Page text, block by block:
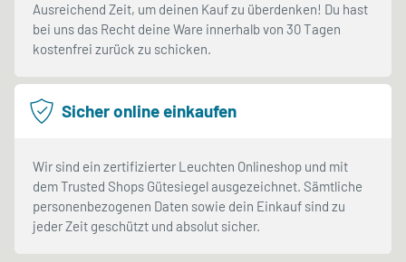
Ausreichend Zeit, um deinen Kauf zu überdenken! Du hast
bei uns das Recht deine Ware innerhalb von 30 Tagen
kostenfrei zurück zu schicken.
Sicher online einkaufen
Wir sind ein zertifizierter Leuchten Onlineshop und mit
dem Trusted Shops Gütesiegel ausgezeichnet. Sämtliche
personenbezogenen Daten sowie dein Einkauf sind zu
jeder Zeit geschützt und absolut sicher.